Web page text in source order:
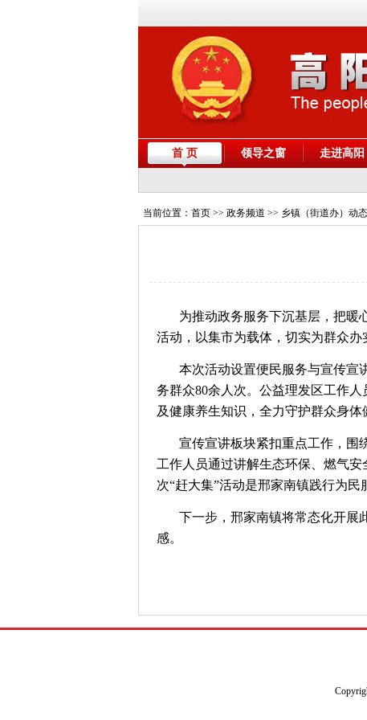
首 页 领导之窗 走进高阳
当前位置： 首页 >> 政务频道 >> 乡镇（街道办）动态
为推动政务服务下沉基层，把暖
活动，以集市为载体，切实为群众办
本次活动设置便民服务与宣传宣
务群众80余人次。公益理发区工作
及健康养生知识，全力守护群众身体
宣传宣讲板块紧扣重点工作，围
工作人员通过讲解生态环保、燃气
次“赶大集”活动是邢家南镇践行为民
下一步，邢家南镇将常态化开展
感。